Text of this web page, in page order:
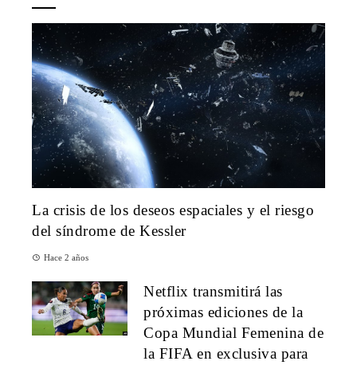
La crisis de los deseos espaciales y el riesgo
del síndrome de Kessler
Hace 2 años
Netflix transmitirá las
próximas ediciones de la
Copa Mundial Femenina de
la FIFA en exclusiva para